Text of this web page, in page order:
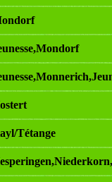
Tétange